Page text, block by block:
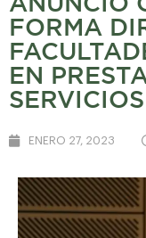
FORMA
EN
ENERO 27, 2023